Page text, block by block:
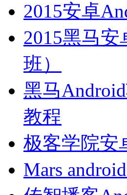
2015安卓
2015黑马
班）
黑马
教程
极客学院安
Mars